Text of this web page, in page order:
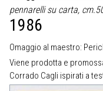
pennarelli su carta,
1986
Omaggio al maestro:
Viene prodotta e
Corrado Cagli ispirati a